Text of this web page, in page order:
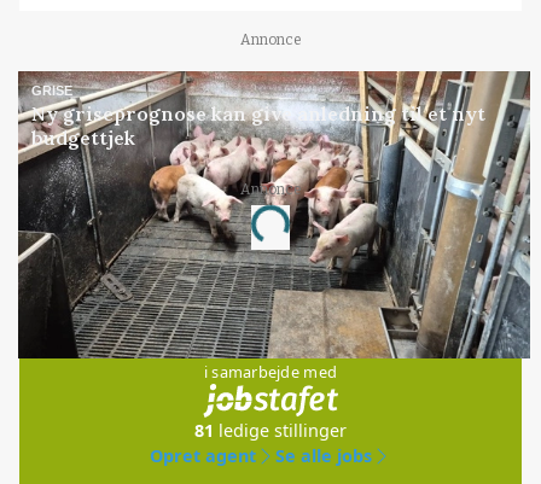
Annonce
GRISE
Ny griseprognose kan give anledning til et nyt
budgettjek
Annonce
Loading...
Jobs
i samarbejde med
81 ledige stillinger
Opret agent
Se alle jobs